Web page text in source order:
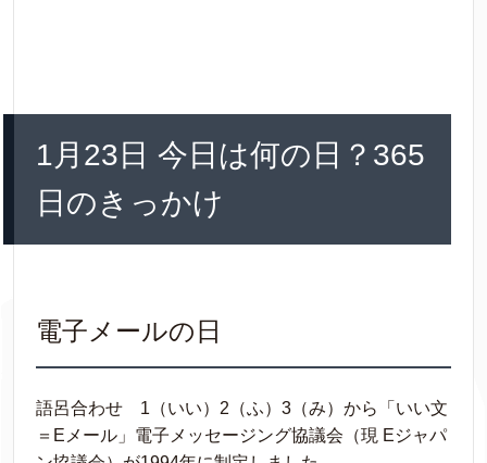
1月23日 今日は何の日？365
日のきっかけ
電子メールの日
語呂合わせ 1（いい）2（ふ）3（み）から「いい文
＝Eメール」電子メッセージング協議会（現 Eジャパ